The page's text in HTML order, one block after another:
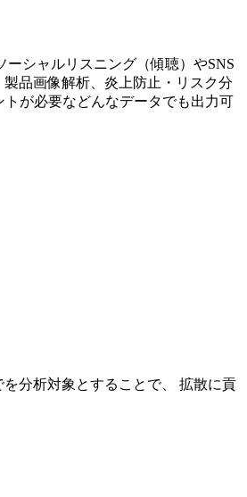
ーシャルリスニング（傾聴）やSNS
品画像解析、炎上防止・リスク分
が必要などんなデータでも出力可
分析対象とすることで、 拡散に貢